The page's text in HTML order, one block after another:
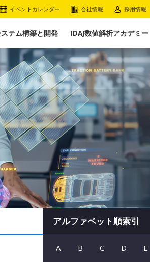
イベントカレンダー 会社情報 採用情報
テム構築と開発 IDAJ数値解析アカデミー
アルファベット順索引
A B C D E